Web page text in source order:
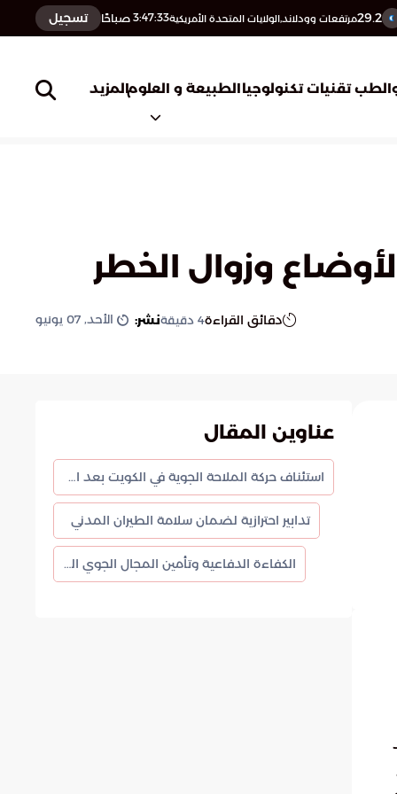
29.2مرتفعات وودلاند,الولايات المتحدة الأمريكية3:47:34 صباحًا تسجيل
تقنيات تكنولوجياالطبيعة و العلومالمزيد
وزوال الخطر
دقائق القراءة4 دقيقةنشر: الأحد, 07 يونيو
عناوين المقال
استئناف حركة الملاحة الجوية في الكويت بعد استقرار الأوضاع الأمنية
تدابير احترازية لضمان سلامة الطيران المدني
الكفاءة الدفاعية وتأمين المجال الجوي الوطني